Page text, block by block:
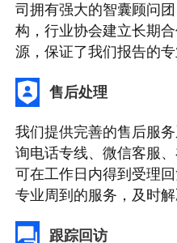
司拥有强大的智囊顾问
构，行业协会建立长期
源，保证了我们报告的专
售后处理
我们提供完善的售后服
询电话专线、微信客服
可在工作日内得到受理
专业周到的服务，及时解
跟踪回访